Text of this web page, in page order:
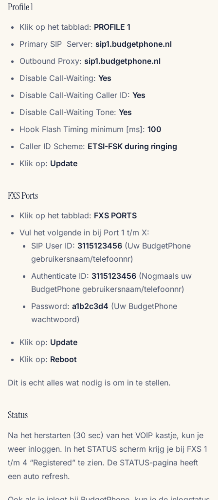
Profile 1
Klik op het tabblad: PROFILE 1
Primary SIP Server: sip1.budgetphone.nl
Outbound Proxy: sip1.budgetphone.nl
Disable Call-Waiting: Yes
Disable Call-Waiting Caller ID: Yes
Disable Call-Waiting Tone: Yes
Hook Flash Timing minimum [ms]: 100
Caller ID Scheme: ETSI-FSK during ringing
Klik op: Update
FXS Ports
Klik op het tabblad: FXS PORTS
Vul het volgende in bij Port 1 t/m X:
SIP User ID: 3115123456 (Uw BudgetPhone
gebruikersnaam/telefoonnr)
Authenticate ID: 3115123456 (Nogmaals uw
BudgetPhone gebruikersnaam/telefoonnr)
Password: a1b2c3d4 (Uw BudgetPhone
wachtwoord)
Klik op: Update
Klik op: Reboot
Dit is echt alles wat nodig is om in te stellen.
Status
Na het herstarten (30 sec) van het VOIP kastje, kun je
weer inloggen. In het STATUS scherm krijg je bij FXS 1
t/m 4 “Registered” te zien. De STATUS-pagina heeft
een auto refresh.